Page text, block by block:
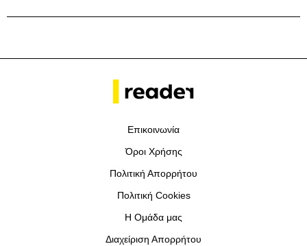
Επικοινωνία
Όροι Χρήσης
Πολιτική Απορρήτου
Πολιτική Cookies
Η Ομάδα μας
Διαχείριση Απορρήτου